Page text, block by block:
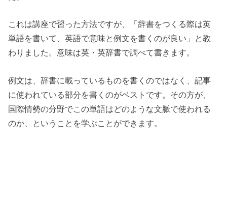
これは講座で習った方法ですが、「辞書をつくる際は英
単語を書いて、英語で意味と例文を書くのが良い」と教
わりました。意味は英・英辞書で調べて書きます。
例文は、辞書に載っているものを書くのではなく、記事
に使われている部分を書くのがベストです。その方が、
国際情勢の分野でこの単語はどのような文脈で使われる
のか、ということを学ぶことができます。